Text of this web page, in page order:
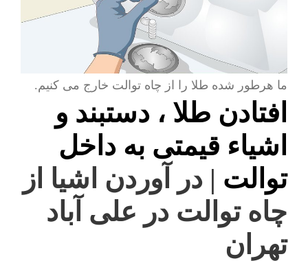
ما هرطور شده طلا را از چاه توالت خارج می کنیم.
افتادن طلا ، دستبند و
اشیاء قیمتی به داخل
توالت | در آوردن اشیا از
چاه توالت در علی آباد
تهران